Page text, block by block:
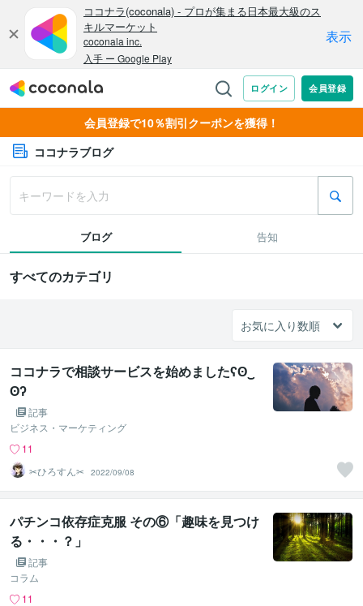
会員登録で10％割引クーポンを獲得！
ココナラブログ
ブログ 告知
すべてのカテゴリ
ココナラで相談サービスを始めましたʕʘ‿
ʘʔ
記事
ビジネス・マーケティング
11
✂︎ひろすん✂︎
2022/09/08
パチンコ依存症克服 その⑥「趣味を見つけ
る・・・？」
記事
コラム
11